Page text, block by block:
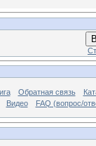
Обратная связь
Видео
FAQ (вопрос/